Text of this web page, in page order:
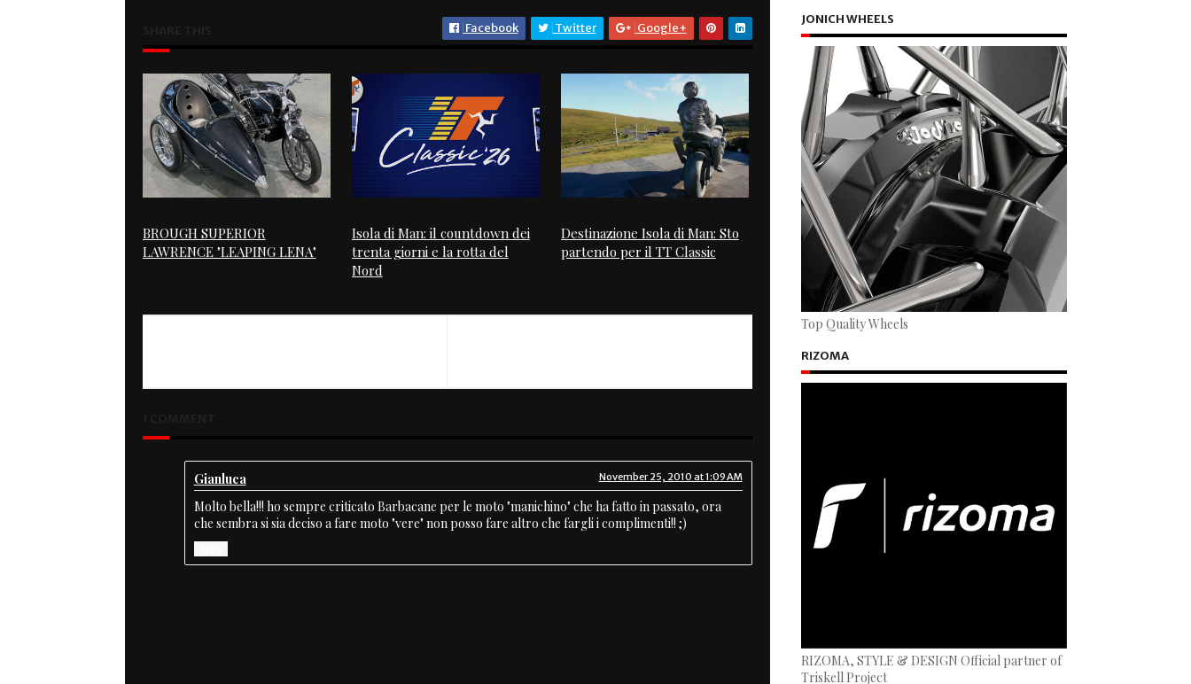
Facebook Twitter Google+
BROUGH SUPERIOR
LAWRENCE "LEAPING LENA"
Isola di Man: il countdown dei
trenta giorni e la rotta del
Nord
Destinazione Isola di Man: Sto
partendo per il TT Classic
Gianluca November 25, 2010 at 1:09 AM
Molto bella!!! ho sempre criticato Barbacane per le moto "manichino" che ha fatto in passato, ora
che sembra si sia deciso a fare moto "vere" non posso fare altro che fargli i complimenti!! ;)
JONICH WHEELS
Top Quality Wheels
RIZOMA
RIZOMA, STYLE & DESIGN Official partner of
Triskell Project